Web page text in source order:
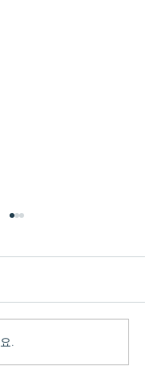
룩으로 빚는
’
.